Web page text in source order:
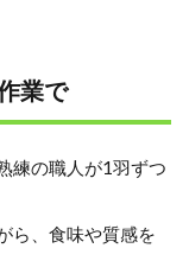
業で
練の職人が1羽ずつ
ら、食味や質感を